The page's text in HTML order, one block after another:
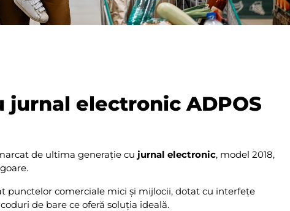
jurnal electronic ADPOS
de ultima generație cu jurnal electronic, model 2018,
punctelor comerciale mici și mijlocii, dotat cu interfețe
de bare ce oferă soluția ideală.